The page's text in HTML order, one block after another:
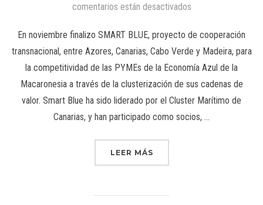
comentarios están desactivados
En noviembre finalizo SMART BLUE, proyecto de cooperación
transnacional, entre Azores, Canarias, Cabo Verde y Madeira, para
la competitividad de las PYMEs de la Economía Azul de la
Macaronesia a través de la clusterización de sus cadenas de
valor. Smart Blue ha sido liderado por el Cluster Marítimo de
Canarias, y han participado como socios, …
LEER MÁS